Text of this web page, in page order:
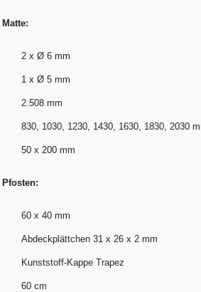
2 x Ø 6 mm
1 x Ø 5 mm
2.508 mm
830, 1030, 1230, 1430, 1630, 1830, 2030
50 x 200 mm
60 x 40 mm
Abdeckplättchen 31 x 26 x 2 mm
Kunststoff-Kappe Trapez
60 cm